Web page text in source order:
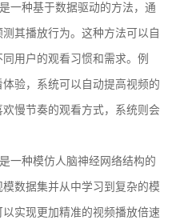
一种基于数据驱动的方法，通
其播放行为。这种方法可以自
用户的观看习惯和需求。例
验，系统可以自动提高视频的
慢节奏的观看方式，系统则会
一种模仿人脑神经网络结构的
数据集并从中学习到复杂的模
实现更加精准的视频播放倍速